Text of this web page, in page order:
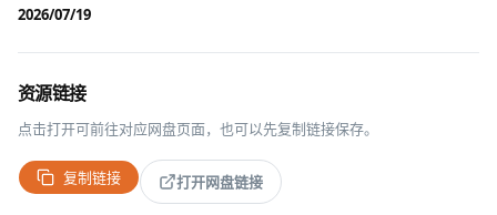
2026/07/19
资源链接
点击打开可前往对应网盘页面，也可以先复制链接保存。
复制链接 打开网盘链接